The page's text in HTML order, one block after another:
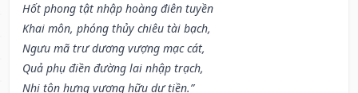
Hốt phong tật nhập hoàng điên tuyền
Khai môn, phóng thủy chiêu tài bạch,
Ngưu mã trư dương vượng mạc cát,
Quả phụ điền đường lai nhập trạch,
Nhi tôn hưng vượng hữu dư tiền.”